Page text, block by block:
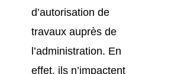
d’autorisation de
travaux auprès de
l’administration. En
effet, ils n’impactent